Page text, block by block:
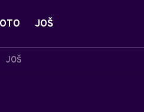
JOŠ
JOŠ